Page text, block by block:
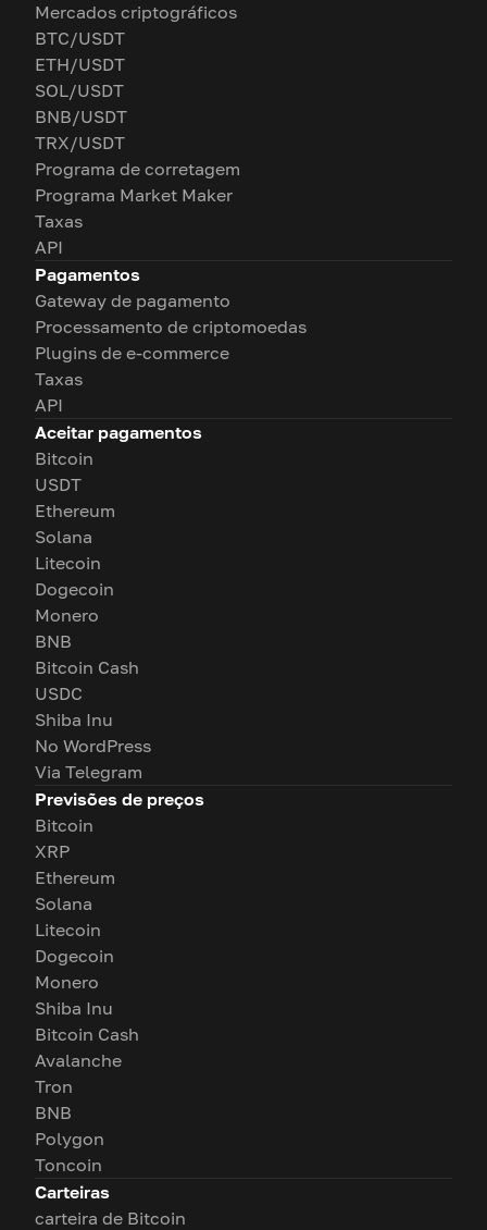
Mercados criptográficos
BTC/USDT
ETH/USDT
SOL/USDT
BNB/USDT
TRX/USDT
Programa de corretagem
Programa Market Maker
Taxas
API
Pagamentos
Gateway de pagamento
Processamento de criptomoedas
Plugins de e-commerce
Taxas
API
Aceitar pagamentos
Bitcoin
USDT
Ethereum
Solana
Litecoin
Dogecoin
Monero
BNB
Bitcoin Cash
USDC
Shiba Inu
No WordPress
Via Telegram
Previsões de preços
Bitcoin
XRP
Ethereum
Solana
Litecoin
Dogecoin
Monero
Shiba Inu
Bitcoin Cash
Avalanche
Tron
BNB
Polygon
Toncoin
Carteiras
carteira de Bitcoin